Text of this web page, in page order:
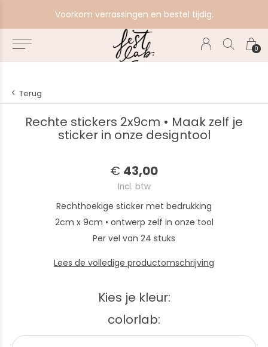
0
Voorkom verrassingen en bestel tijdig.
Terug
Rechte stickers 2x9cm • Maak zelf je
sticker in onze designtool
€ 43,00
Incl. btw
Rechthoekige sticker met bedrukking
2cm x 9cm • ontwerp zelf in onze tool
Per vel van 24 stuks
Lees de volledige productomschrijving
Kies je kleur:
colorlab: